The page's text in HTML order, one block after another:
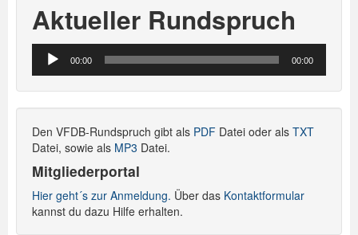
Aktueller Rundspruch
Audio-
Player
00:00 00:00
Den VFDB-Rundspruch gibt als PDF Datei oder als TXT
Datei, sowie als MP3 Datei.
Mitgliederportal
Hier geht´s zur Anmeldung. Über das Kontaktformular
kannst du dazu Hilfe erhalten.